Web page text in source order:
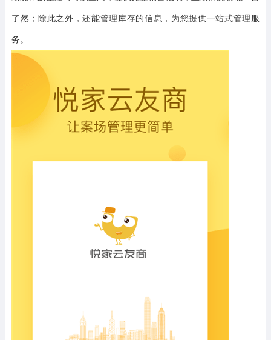
了然；除此之外，还能管理库存的信息，为您提供一站式管理服
务。